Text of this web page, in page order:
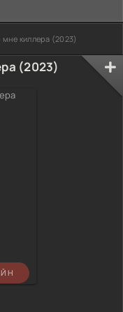
мне киллера (2023)
(2023)